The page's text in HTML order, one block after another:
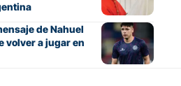
de Nahuel
volver a jugar en